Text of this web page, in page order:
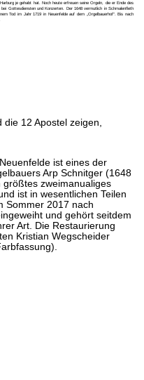
je gehabt hat. Noch heute erfreuen seine Orgeln, die er Ende des
Gottesdiensten und Konzerten. Der 1648 vermutlich in Schmalenfleth
Tod im Jahr 1719 in Neuenfelde auf dem „Orgelbauerhof“. Bis nach
12 Apostel zeigen,
ist eines der
Arp Schnitger (1648
zweimanualiges
ist in wesentlichen Teilen
Sommer 2017 nach
und gehört seitdem
Art. Die Restaurierung
Kristian Wegscheider